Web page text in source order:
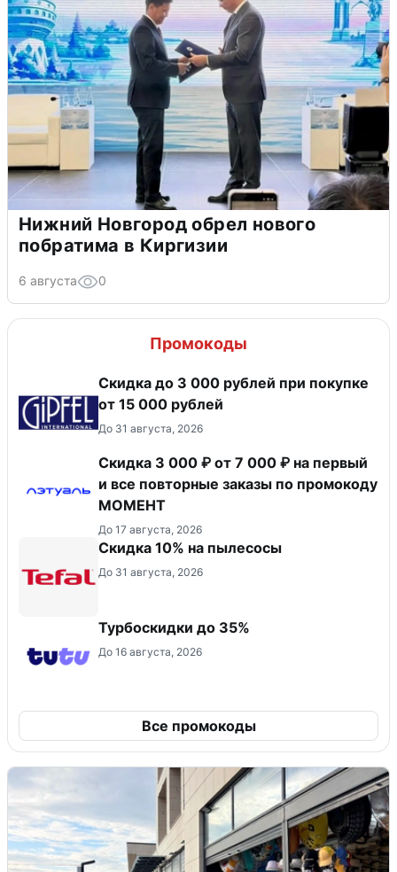
Нижний Новгород обрел нового
побратима в Киргизии
6 августа 0
Промокоды
Скидка до 3 000 рублей при покупке
от 15 000 рублей
До 31 августа, 2026
Скидка 3 000 ₽ от 7 000 ₽ на первый
и все повторные заказы по промокоду
МОМЕНТ
До 17 августа, 2026
Скидка 10% на пылесосы
До 31 августа, 2026
Турбоскидки до 35%
До 16 августа, 2026
Все промокоды